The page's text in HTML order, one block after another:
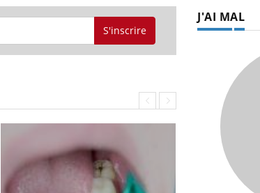
S'inscrire
J'AI MAL